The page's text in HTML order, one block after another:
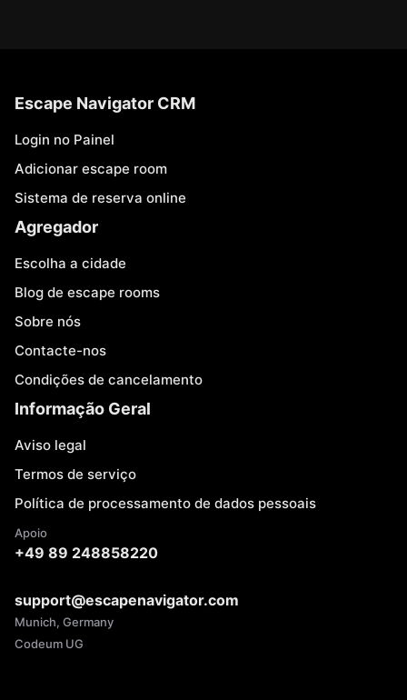
Escape Navigator CRM
Login no Painel
Adicionar escape room
Sistema de reserva online
Agregador
Escolha a cidade
Blog de escape rooms
Sobre nós
Contacte-nos
Condições de cancelamento
Informação Geral
Aviso legal
Termos de serviço
Política de processamento de dados pessoais
Apoio
+49 89 248858220
support@escapenavigator.com
Munich, Germany
Codeum UG